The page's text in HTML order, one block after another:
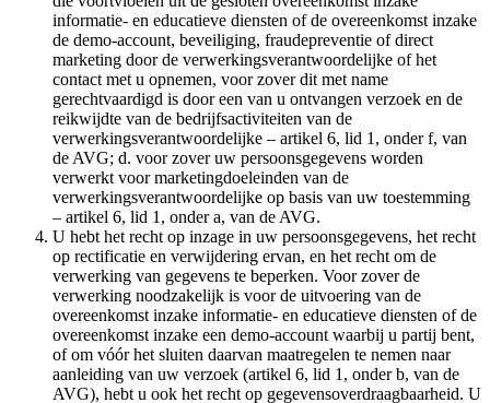
informatie- en educatieve diensten of de overeenkomst inzake
de demo-account, beveiliging, fraudepreventie of direct
marketing door de verwerkingsverantwoordelijke of het
contact met u opnemen, voor zover dit met name
gerechtvaardigd is door een van u ontvangen verzoek en de
reikwijdte van de bedrijfsactiviteiten van de
verwerkingsverantwoordelijke – artikel 6, lid 1, onder f, van
de AVG; d. voor zover uw persoonsgegevens worden
verwerkt voor marketingdoeleinden van de
verwerkingsverantwoordelijke op basis van uw toestemming
– artikel 6, lid 1, onder a, van de AVG.
U hebt het recht op inzage in uw persoonsgegevens, het recht
op rectificatie en verwijdering ervan, en het recht om de
verwerking van gegevens te beperken. Voor zover de
verwerking noodzakelijk is voor de uitvoering van de
overeenkomst inzake informatie- en educatieve diensten of de
overeenkomst inzake een demo-account waarbij u partij bent,
of om vóór het sluiten daarvan maatregelen te nemen naar
aanleiding van uw verzoek (artikel 6, lid 1, onder b, van de
AVG), hebt u ook het recht op gegevensoverdraagbaarheid. U